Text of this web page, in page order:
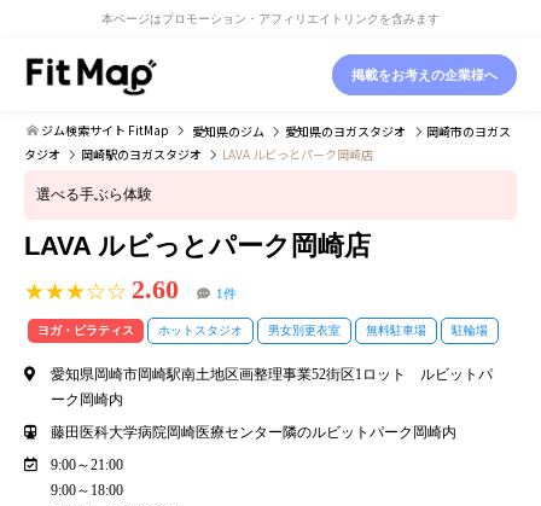
本ページはプロモーション・アフィリエイトリンクを含みます
掲載をお考えの企業様へ
ジム検索サイト FitMap 愛知県のジム 愛知県のヨガスタジオ 岡崎市のヨガス
タジオ
岡崎駅のヨガスタジオ LAVA ルビっとパーク岡崎店
選べる手ぶら体験
LAVA ルビっとパーク岡崎店
★★★☆☆ 2.60 1件
ヨガ・ピラティス ホットスタジオ 男女別更衣室 無料駐車場 駐輪場
愛知県岡崎市岡崎駅南土地区画整理事業52街区1ロット ルビットパ
ーク岡崎内
藤田医科大学病院岡崎医療センター隣のルビットパーク岡崎内
9:00～21:00
9:00～18:00